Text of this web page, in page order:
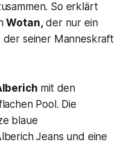
So erklärt
Wotan, der nur ein
der seiner Manneskraft
mit den
Pool. Die
blaue
Jeans und eine